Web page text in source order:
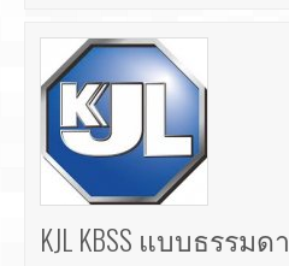
KJL KBSS แบบธรรมดา